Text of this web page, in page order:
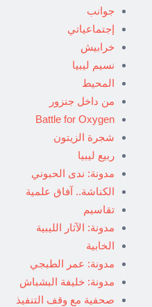
جوانب
إجتماعياتي
خرابيش
نسيم ليبيا
المحيط
من داخل جنزور
Battle for Oxygen
شجرة الزيتون
ربيع ليبيا
مدونة: ندى الحبوني
الكناشة.. آفاق علمية
تقاسيم
مدونة: الآثار الليبية
الخابية
مدونة: عمر الطبجي
مدونة: خليفة البشباش
صحفية مع وقف التنفيذ